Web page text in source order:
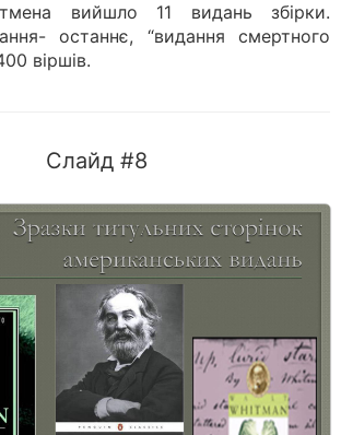
вийшло 11 видань збірки.
останнє, “видання смертного
віршів.
Слайд #8